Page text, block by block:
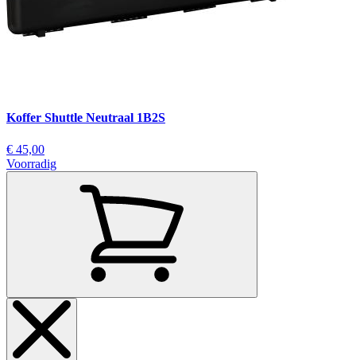
Koffer Shuttle Neutraal 1B2S
€ 45,00
Voorradig